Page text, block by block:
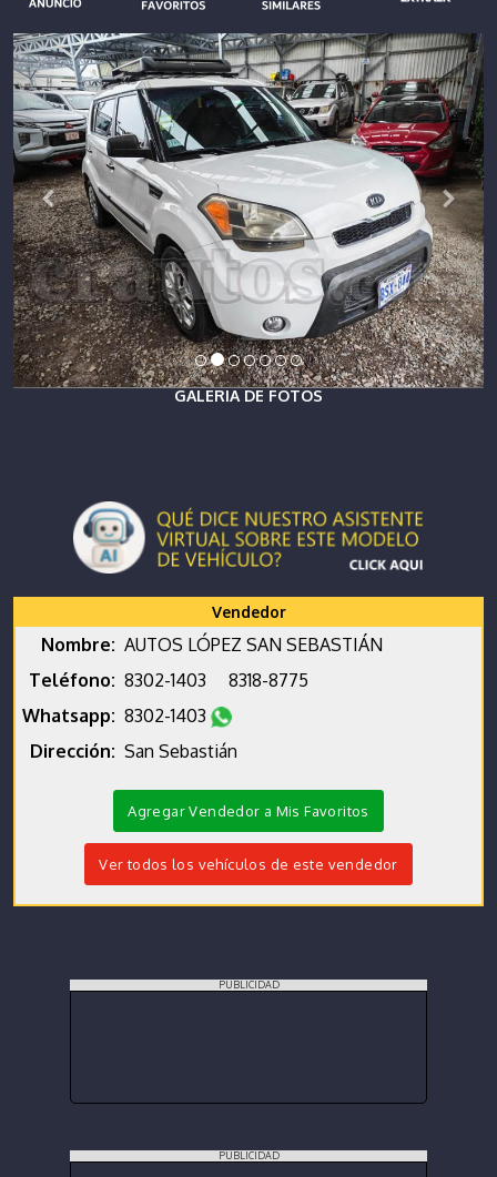
GALERIA DE FOTOS
Vendedor
Nombre: AUTOS LÓPEZ SAN SEBASTIÁN
Teléfono: 8302-1403
8318-8775
Whatsapp: 8302-1403
Dirección: San Sebastián
Agregar Vendedor a Mis Favoritos
Ver todos los vehículos de este vendedor
PUBLICIDAD
PUBLICIDAD